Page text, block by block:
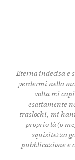
Eterna indecisa e
perdermi nella
volta mi
esattamente
traslochi, mi
proprio là (o
squisitezza
pubblicazione e